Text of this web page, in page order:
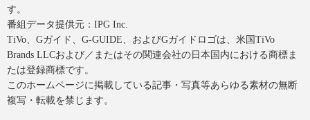
す。
番組データ提供元：IPG Inc.
TiVo、Gガイド、G-GUIDE、およびGガイドロゴは、米国TiVo
Brands LLCおよび／またはその関連会社の日本国内における商標ま
たは登録商標です。
このホームページに掲載している記事・写真等あらゆる素材の無断
複写・転載を禁じます。